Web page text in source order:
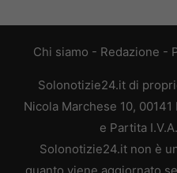
Chi siamo - Redazione -
Solonotizie24.it di
Nicola Marchese 10,
e Partita
Solonotizie24.it non è